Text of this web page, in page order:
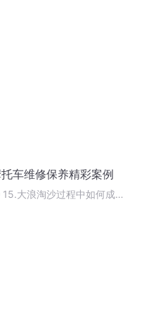
车维修保养精彩案例
15.大浪淘沙过程中如何成为